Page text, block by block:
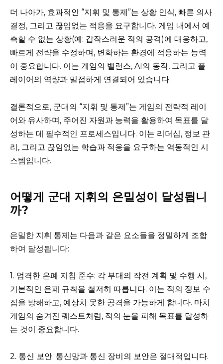
더 나아가, 효과적인 “지휘 및 통제”는 상황 인식, 빠른 의사
결정, 그리고 끊임없는 적응을 요구합니다. 게임 내에서 예
측할 수 없는 상황(예: 갑작스러운 적의 공격)에 대응하고,
빠르게 전략을 수정하며, 변화하는 환경에 적응하는 능력
이 중요합니다. 이는 게임의 밸런스, AI의 동작, 그리고 플
레이어의 역량과 밀접하게 연결되어 있습니다.
결론적으로, 군대의 “지휘 및 통제”는 게임의 전략적 레이
어와 유사하며, 주어진 자원과 능력을 활용하여 목표를 달
성하는 데 필수적인 프로세스입니다. 이는 리더십, 정보 관
리, 그리고 끊임없는 학습과 적응을 요구하는 역동적인 시
스템입니다.
어떻게 군대 지휘의 은밀성이 달성됩니
까?
은밀한 지휘 통제는 다음과 같은 요소들을 정밀하게 조합
하여 달성됩니다:
1. 엄격한 은폐 지침 준수: 각 부대의 작전 계획 및 수행 시,
기본적인 은폐 규칙을 철저히 따릅니다. 이는 적의 정보 수
집을 방해하고, 예상치 못한 공격을 가능하게 합니다. 마치
게임의 숨겨진 퀘스트처럼, 적의 눈을 피해 목표를 달성하
는 것이 중요합니다.
2. 통신 보안: 통신망과 통신 장비의 보안은 절대적입니다.